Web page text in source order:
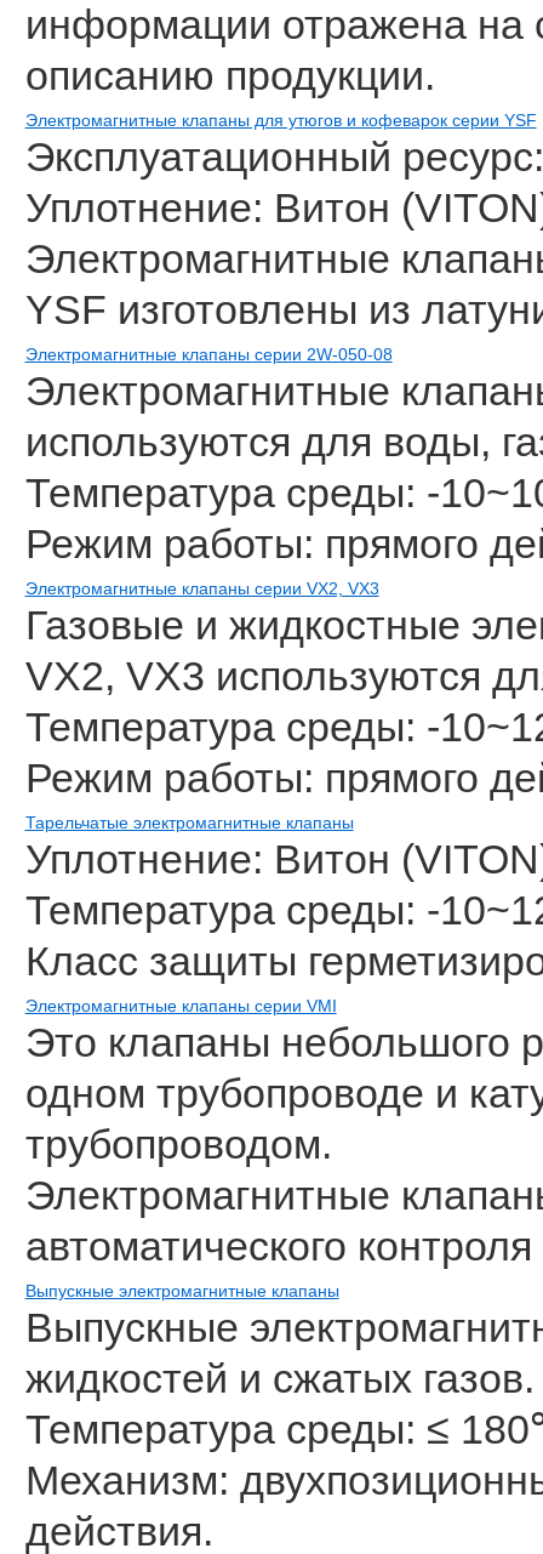
информации отражена на
описанию продукции.
Электромагнитные клапаны для утюгов и кофеварок серии YSF
Эксплуатационный
Уплотнение: Витон
Электромагнитные
YSF изготовлены из
Электромагнитные клапаны серии 2W-050-08
Электромагнитные
используются для воды,
Температура среды: -
Режим работы: прямого
Электромагнитные клапаны серии VX2, VX3
Газовые и жидкостные
VX2, VX3 используются
Температура среды: -
Режим работы: прямого
Тарельчатые электромагнитные клапаны
Уплотнение: Витон
Температура среды: -
Класс защиты
Электромагнитные клапаны серии VMI
Это клапаны небольшого
одном трубопроводе и
трубопроводом.
Электромагнитные
автоматического
Выпускные электромагнитные клапаны
Выпускные
жидкостей и сжатых газов.
Температура среды: ≤
Механизм:
действия.